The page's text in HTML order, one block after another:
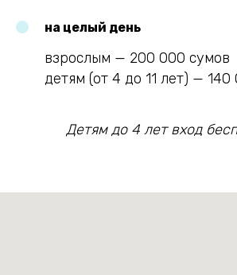
на целый день
взрослым — 200 000 сумов
детям (от 4 до 11 лет) —
Детям до 4 лет вход